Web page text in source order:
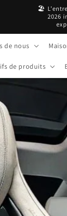
🏖️
2026
de nous
de produits